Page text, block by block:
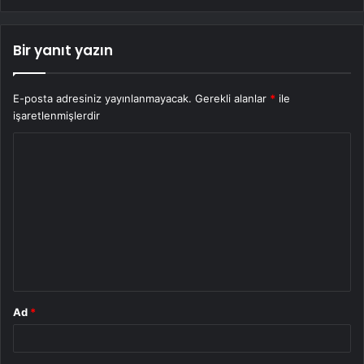
Bir yanıt yazın
E-posta adresiniz yayınlanmayacak. Gerekli alanlar * ile
işaretlenmişlerdir
Ad *